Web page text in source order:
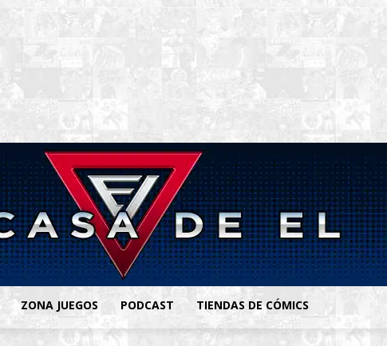
ZONA JUEGOS PODCAST TIENDAS DE CÓMICS